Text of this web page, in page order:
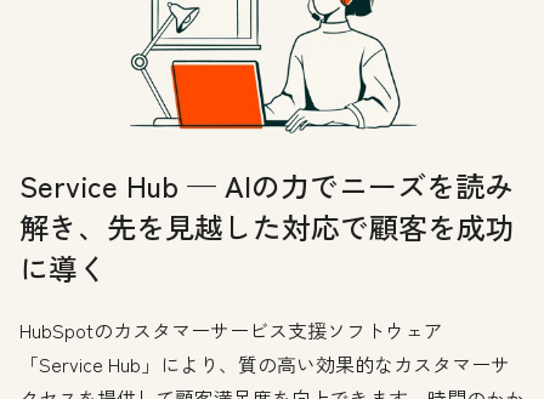
Service Hub — AIの力でニーズを読み
解き、先を見越した対応で顧客を成功
に導く
HubSpotのカスタマーサービス支援ソフトウェア
「Service Hub」により、質の高い効果的なカスタマーサ